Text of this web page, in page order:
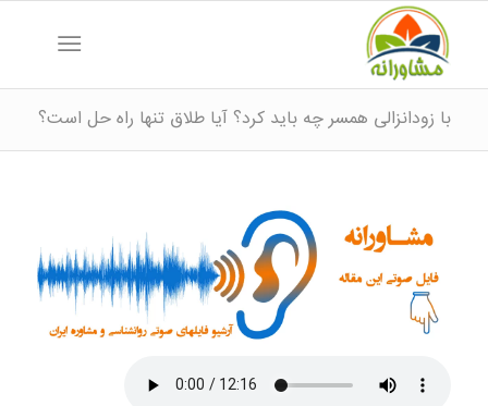
با زودانزالی همسر چه باید کرد؟ آیا طلاق تنها راه حل است؟